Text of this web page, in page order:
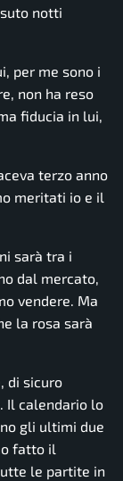
notti
per me sono i
non ha reso
fiducia in lui,
terzo anno
meritati io e il
sarà tra i
dal mercato,
vendere. Ma
la rosa sarà
di sicuro
Il calendario lo
gli ultimi due
fatto il
le partite in